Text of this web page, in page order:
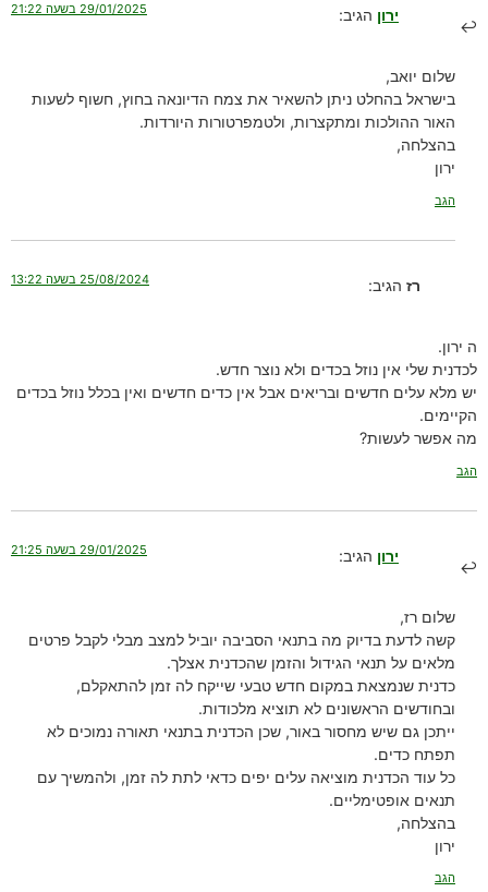
ירון הגיב: 29/01/2025 בשעה 21:22
שלום יואב,
בישראל בהחלט ניתן להשאיר את צמח הדיונאה בחוץ, חשוף לשעות
האור ההולכות ומתקצרות, ולטמפרטורות היורדות.
בהצלחה,
ירון
הגב
רז הגיב: 25/08/2024 בשעה 13:22
ה ירון.
לכדנית שלי אין נוזל בכדים ולא נוצר חדש.
יש מלא עלים חדשים ובריאים אבל אין כדים חדשים ואין בכלל נוזל בכדים
הקיימים.
מה אפשר לעשות?
הגב
ירון הגיב: 29/01/2025 בשעה 21:25
שלום רז,
קשה לדעת בדיוק מה בתנאי הסביבה יוביל למצב מבלי לקבל פרטים
מלאים על תנאי הגידול והזמן שהכדנית אצלך.
כדנית שנמצאת במקום חדש טבעי שייקח לה זמן להתאקלם,
ובחודשים הראשונים לא תוציא מלכודות.
ייתכן גם שיש מחסור באור, שכן הכדנית בתנאי תאורה נמוכים לא
תפתח כדים.
כל עוד הכדנית מוציאה עלים יפים כדאי לתת לה זמן, ולהמשיך עם
תנאים אופטימליים.
בהצלחה,
ירון
הגב